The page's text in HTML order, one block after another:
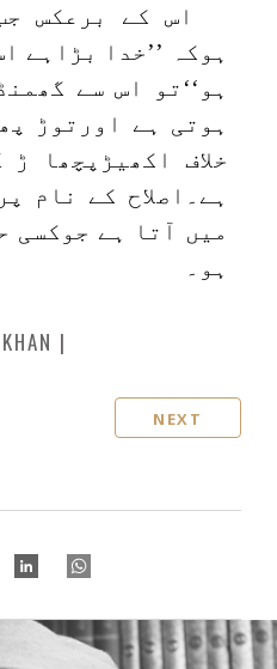
اس کے برعکس
ہوکہ ’’خدا بڑاہے
ہو‘‘تو اس سے
ہوتی ہے اورتوڑ
خلاف اکھیڑپچھا
ہے۔اصلاح کے نام
میں آتا ہے جوکسی
ہو۔
NEXT